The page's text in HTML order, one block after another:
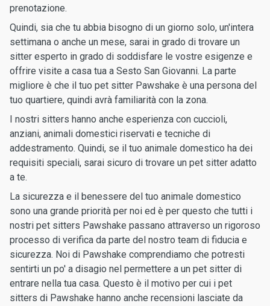
prenotazione.
Quindi, sia che tu abbia bisogno di un giorno solo, un'intera
settimana o anche un mese, sarai in grado di trovare un
sitter esperto in grado di soddisfare le vostre esigenze e
offrire visite a casa tua a Sesto San Giovanni. La parte
migliore è che il tuo pet sitter Pawshake è una persona del
tuo quartiere, quindi avrà familiarità con la zona.
I nostri sitters hanno anche esperienza con cuccioli,
anziani, animali domestici riservati e tecniche di
addestramento. Quindi, se il tuo animale domestico ha dei
requisiti speciali, sarai sicuro di trovare un pet sitter adatto
a te.
La sicurezza e il benessere del tuo animale domestico
sono una grande priorità per noi ed è per questo che tutti i
nostri pet sitters Pawshake passano attraverso un rigoroso
processo di verifica da parte del nostro team di fiducia e
sicurezza. Noi di Pawshake comprendiamo che potresti
sentirti un po' a disagio nel permettere a un pet sitter di
entrare nella tua casa. Questo è il motivo per cui i pet
sitters di Pawshake hanno anche recensioni lasciate da